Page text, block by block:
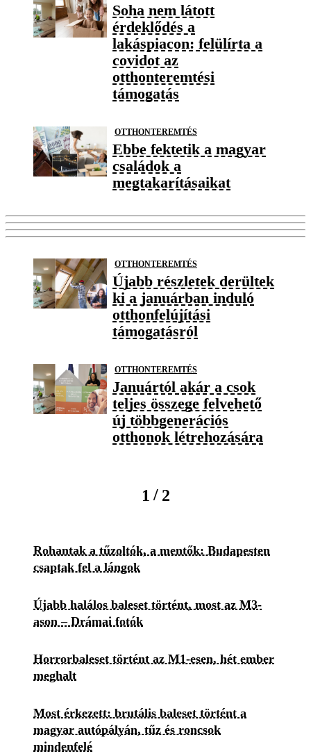
Soha nem látott
érdeklődés a
lakáspiacon: felülírta a
covidot az
otthonteremtési
támogatás
OTTHONTEREMTÉS
Ebbe fektetik a magyar
családok a
megtakarításaikat
OTTHONTEREMTÉS
Újabb részletek derültek
ki a januárban induló
otthonfelújítási
támogatásról
OTTHONTEREMTÉS
Januártól akár a csok
teljes összege felvehető
új többgenerációs
otthonok létrehozására
1 / 2
Rohantak a tűzoltók, a mentők: Budapesten
csaptak fel a lángok
Újabb halálos baleset történt, most az M3-
ason – Drámai fotók
Horrorbaleset történt az M1-esen, hét ember
meghalt
Most érkezett: brutális baleset történt a
magyar autópályán, tűz és roncsok
mindenfelé